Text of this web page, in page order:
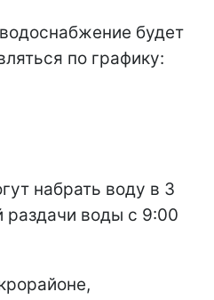
будет
по графику:
набрать воду в 3
раздачи воды с 9:00